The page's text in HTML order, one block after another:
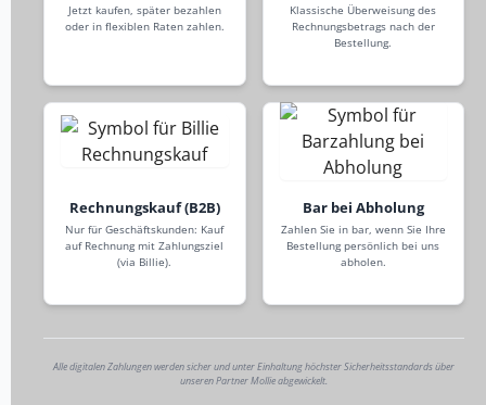
Jetzt kaufen, später bezahlen
oder in flexiblen Raten zahlen.
Klassische Überweisung des
Rechnungsbetrags nach der
Bestellung.
Rechnungskauf (B2B)
Nur für Geschäftskunden: Kauf
auf Rechnung mit Zahlungsziel
(via Billie).
Bar bei Abholung
Zahlen Sie in bar, wenn Sie Ihre
Bestellung persönlich bei uns
abholen.
Alle digitalen Zahlungen werden sicher und unter Einhaltung höchster Sicherheitsstandards über
unseren Partner Mollie abgewickelt.